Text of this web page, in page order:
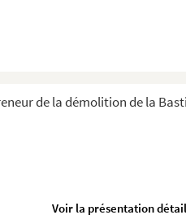
de la démolition de la
Voir la